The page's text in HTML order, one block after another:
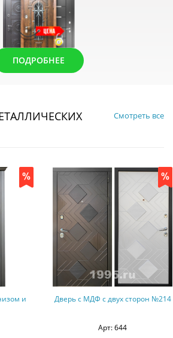
ПОДРОБНЕЕ
Смотреть все
и
Дверь с МДФ с двух сторон №214
Арт: 644